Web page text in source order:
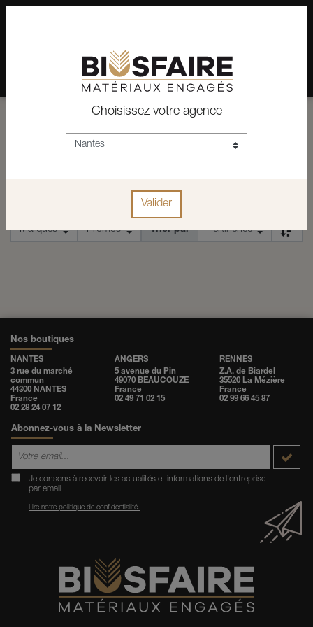
Depuis plus de 15 ans, conseil et vente de matériaux pour un
habitat pérenne.
Trier par
Nos boutiques
NANTES
3 rue du marché
commun
44300 NANTES
France
02 28 24 07 12
ANGERS
5 avenue du Pin
49070 BEAUCOUZE
France
02 49 71 02 15
RENNES
Z.A. de Biardel
35520 La Mézière
France
02 99 66 45 87
Abonnez-vous à la Newsletter
Je consens à recevoir les actualités et informations de l'entreprise
par email
Lire notre politique de confidentialité.
Choisissez votre agence
Valider